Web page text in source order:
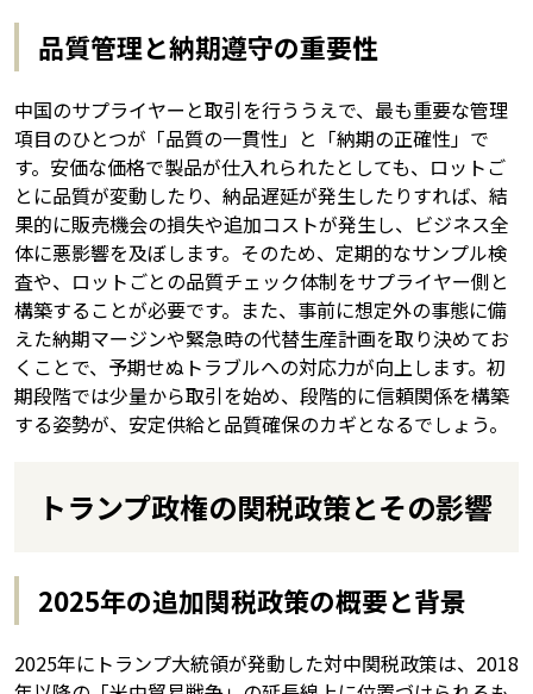
品質管理と納期遵守の重要性
中国のサプライヤーと取引を行ううえで、最も重要な管理
項目のひとつが「品質の一貫性」と「納期の正確性」で
す。安価な価格で製品が仕入れられたとしても、ロットご
とに品質が変動したり、納品遅延が発生したりすれば、結
果的に販売機会の損失や追加コストが発生し、ビジネス全
体に悪影響を及ぼします。そのため、定期的なサンプル検
査や、ロットごとの品質チェック体制をサプライヤー側と
構築することが必要です。また、事前に想定外の事態に備
えた納期マージンや緊急時の代替生産計画を取り決めてお
くことで、予期せぬトラブルへの対応力が向上します。初
期段階では少量から取引を始め、段階的に信頼関係を構築
する姿勢が、安定供給と品質確保のカギとなるでしょう。
トランプ政権の関税政策とその影響
2025年の追加関税政策の概要と背景
2025年にトランプ大統領が発動した対中関税政策は、2018